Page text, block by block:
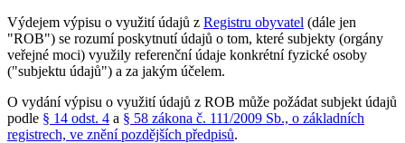
Výdejem výpisu o využití údajů z Registru obyvatel (dále jen
"ROB") se rozumí poskytnutí údajů o tom, které subjekty (orgány
veřejné moci) využily referenční údaje konkrétní fyzické osoby
("subjektu údajů") a za jakým účelem.
O vydání výpisu o využití údajů z ROB může požádat subjekt údajů
podle § 14 odst. 4 a § 58 zákona č. 111/2009 Sb., o základních
registrech, ve znění pozdějších předpisů.